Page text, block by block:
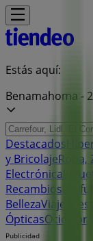
Estás aquí:
Benamahoma -
Destacados
y BricolajeRopa,
Electrónica
Recambios
BellezaViajes
ÓpticasOcio
Publicidad